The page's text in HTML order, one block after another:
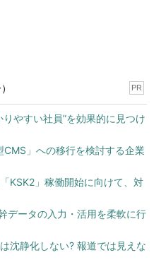
PR
やすい社員”を効果的に見つけ
」への移行を検討する企業
KSK2」稼働開始に向けて、対
データの入力・活用を柔軟に行
沈静化しない? 報道では見えな